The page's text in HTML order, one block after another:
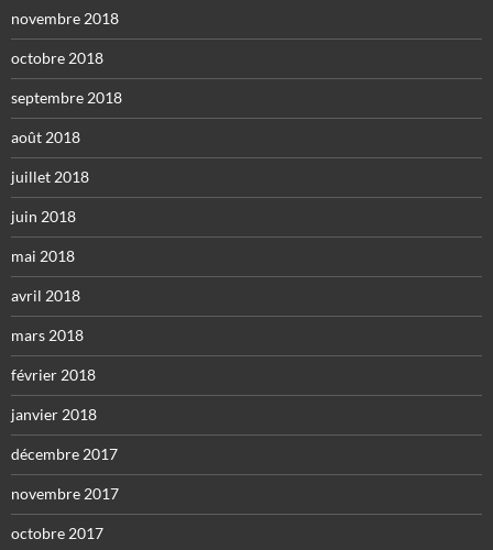
novembre 2018
octobre 2018
septembre 2018
août 2018
juillet 2018
juin 2018
mai 2018
avril 2018
mars 2018
février 2018
janvier 2018
décembre 2017
novembre 2017
octobre 2017